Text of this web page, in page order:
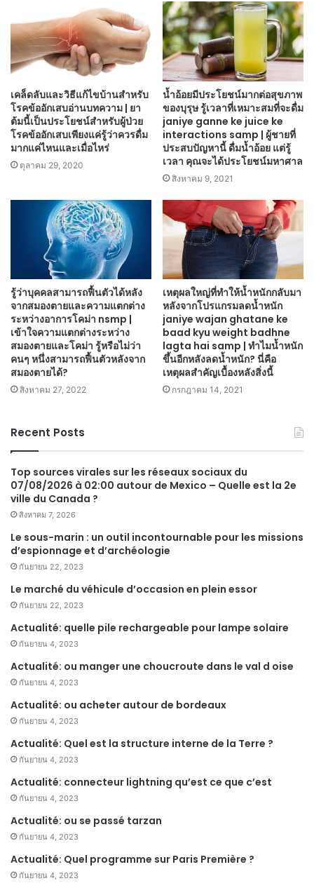
เคล็ดลับและวิธีแก้ไขบ้านสำหรับ
โรคข้ออักเสบอ่านบทความ | ยา
ต้มนี้เป็นประโยชน์สำหรับผู้ป่วย
โรคข้ออักเสบเพียงแค่รู้ว่าควรดื่ม
มากแค่ไหนและเมื่อไหร่
ตุลาคม 29, 2020
น้ำอ้อยมีประโยชน์มากต่อสุขภาพ
ของบุรุษ รู้เวลาที่เหมาะสมที่จะดื่ม
janiye ganne ke juice ke
interactions samp | ผู้ชายที่
ประสบปัญหานี้ ดื่มน้ำอ้อย แต่รู้
เวลา คุณจะได้ประโยชน์มหาศาล
สิงหาคม 9, 2021
รู้ว่าบุคคลสามารถฟื้นตัวได้หลัง
จากสมองตายและความแตกต่าง
ระหว่างอาการโคม่า nsmp |
เข้าใจความแตกต่างระหว่าง
สมองตายและโคม่า รู้หรือไม่ว่า
คนๆ หนึ่งสามารถฟื้นตัวหลังจาก
สมองตายได้?
สิงหาคม 27, 2022
เหตุผลใหญ่ที่ทำให้น้ำหนักกลับมา
หลังจากโปรแกรมลดน้ำหนัก
janiye wajan ghatane ke
baad kyu weight badhne
lagta hai samp | ทำไมน้ำหนัก
ขึ้นอีกหลังลดน้ำหนัก? นี่คือ
เหตุผลสำคัญเบื้องหลังสิ่งนี้
กรกฎาคม 14, 2021
Recent Posts
Top sources virales sur les réseaux sociaux du
07/08/2026 à 02:00 autour de Mexico – Quelle est la 2e
ville du Canada ?
สิงหาคม 7, 2026
Le sous-marin : un outil incontournable pour les missions
d’espionnage et d’archéologie
กันยายน 22, 2023
Le marché du véhicule d’occasion en plein essor
กันยายน 22, 2023
Actualité: quelle pile rechargeable pour lampe solaire
กันยายน 4, 2023
Actualité: ou manger une choucroute dans le val d oise
กันยายน 4, 2023
Actualité: ou acheter autour de bordeaux
กันยายน 4, 2023
Actualité: Quel est la structure interne de la Terre ?
กันยายน 4, 2023
Actualité: connecteur lightning qu’est ce que c’est
กันยายน 4, 2023
Actualité: ou se passé tarzan
กันยายน 4, 2023
Actualité: Quel programme sur Paris Première ?
กันยายน 4, 2023